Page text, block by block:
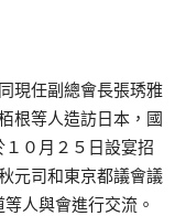
現任副總會長張琇雅
根等人造訪日本，國
０月２５日設宴招
元司和東京都議會議
人與會進行交流。